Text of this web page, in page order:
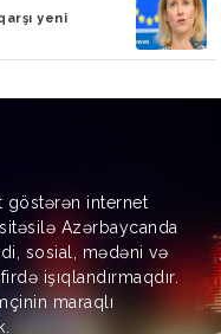
yeni
göstərən internet
Azərbaycanda
sosial, mədəni və
işıqlandırmaqdır.
maraqlı